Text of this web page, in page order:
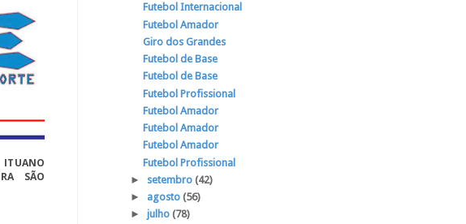
SÃO
Futebol Internacional
Futebol Amador
Giro dos Grandes
Futebol de Base
Futebol de Base
Futebol Profissional
Futebol Amador
Futebol Amador
Futebol Amador
Futebol Profissional
► setembro (42)
► agosto (56)
► julho (78)